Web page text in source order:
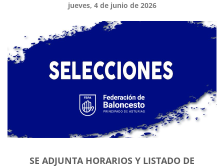
jueves, 4 de junio de 2026
SE ADJUNTA HORARIOS Y LISTADO DE